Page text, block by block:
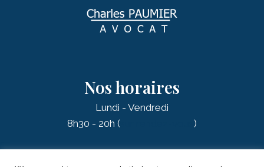
Nos horaires
Lundi - Vendredi
8h30 - 20h (
)